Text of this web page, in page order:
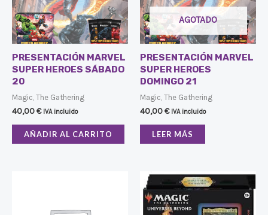
PRESENTACIÓN MARVEL
SUPER HEROES SÁBADO
20
Magic, The Gathering
40,00€ IVA incluido
AÑADIR AL CARRITO
AGOTADO
PRESENTACIÓN MARVEL
SUPER HEROES
DOMINGO 21
Magic, The Gathering
40,00€ IVA incluido
LEER MÁS